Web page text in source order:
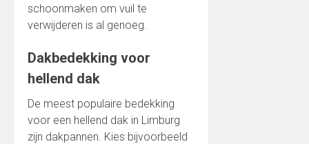
schoonmaken om vuil te
verwijderen is al genoeg.
Dakbedekking voor
hellend dak
De meest populaire bedekking
voor een hellend dak in Limburg
zijn dakpannen. Kies bijvoorbeeld